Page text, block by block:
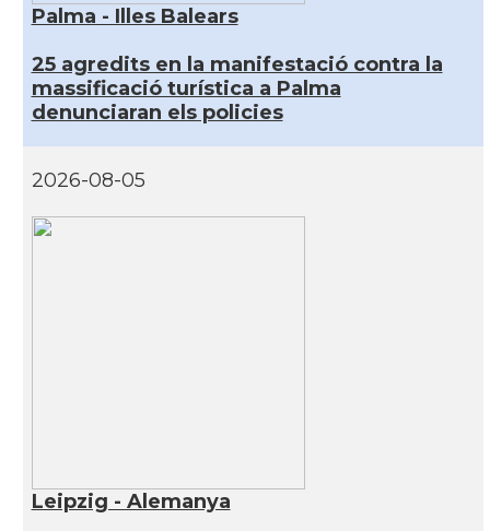
Palma - Illes Balears
25 agredits en la manifestació contra la
massificació turística a Palma
denunciaran els policies
2026-08-05
Leipzig - Alemanya